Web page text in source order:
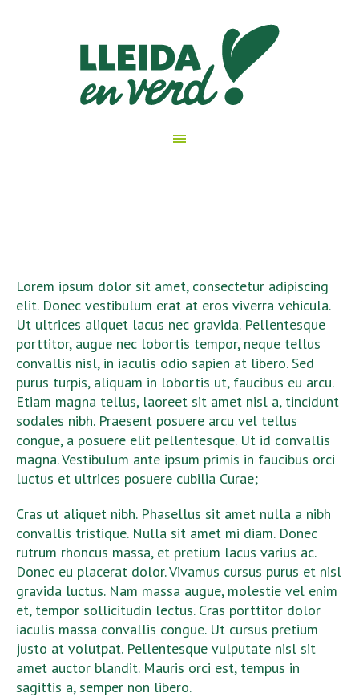
Lorem ipsum dolor sit amet, consectetur adipiscing
elit. Donec vestibulum erat at eros viverra vehicula.
Ut ultrices aliquet lacus nec gravida. Pellentesque
porttitor, augue nec lobortis tempor, neque tellus
convallis nisl, in iaculis odio sapien at libero. Sed
purus turpis, aliquam in lobortis ut, faucibus eu arcu.
Etiam magna tellus, laoreet sit amet nisl a, tincidunt
sodales nibh. Praesent posuere arcu vel tellus
congue, a posuere elit pellentesque. Ut id convallis
magna. Vestibulum ante ipsum primis in faucibus orci
luctus et ultrices posuere cubilia Curae;
Cras ut aliquet nibh. Phasellus sit amet nulla a nibh
convallis tristique. Nulla sit amet mi diam. Donec
rutrum rhoncus massa, et pretium lacus varius ac.
Donec eu placerat dolor. Vivamus cursus purus et nisl
gravida luctus. Nam massa augue, molestie vel enim
et, tempor sollicitudin lectus. Cras porttitor dolor
iaculis massa convallis congue. Ut cursus pretium
justo at volutpat. Pellentesque vulputate nisl sit
amet auctor blandit. Mauris orci est, tempus in
sagittis a, semper non libero.